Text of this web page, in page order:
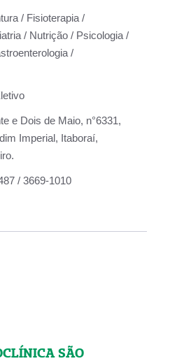
/ Fisioterapia /
/ Nutrição / Psicologia /
/
e Dois de Maio, n°6331,
Imperial, Itaboraí,
/ 3669-1010
SÃO